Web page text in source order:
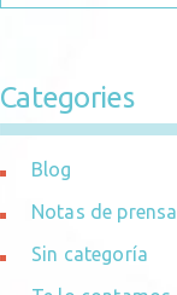
Categories
Blog
Notas de prensa
Sin categoría